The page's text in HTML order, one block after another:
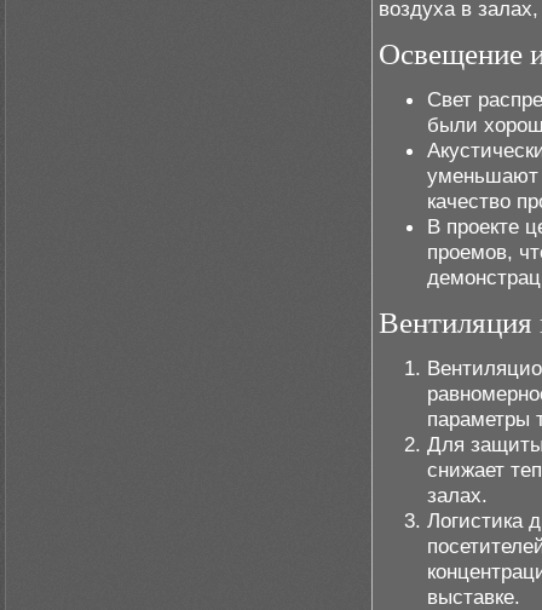
воздуха в
Освещение
Свет
были
уменьшают
качество
В проекте
проемов,
параметры
Для
снижает
залах.
Логистика
выставке.